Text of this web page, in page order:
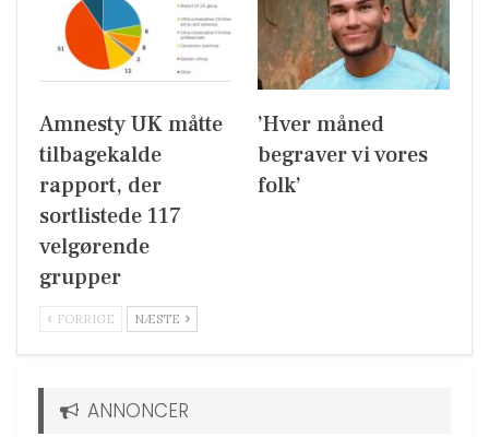
Amnesty UK måtte
tilbagekalde
rapport, der
sortlistede 117
velgørende
grupper
’Hver måned
begraver vi vores
folk’
FORRIGE NÆSTE
ANNONCER